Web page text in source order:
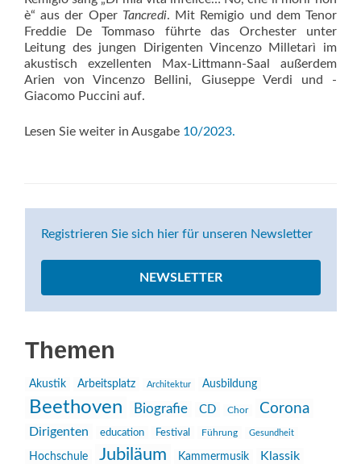
è“ aus der Oper Tancredi. Mit Remigio und dem Tenor
Freddie De Tommaso führte das Orchester unter
Leitung des jungen Dirigenten Vincenzo Milletarì im
akustisch exzellenten Max-Littmann-Saal außerdem
Arien von Vincenzo Bellini, Giuseppe Verdi und ­
Giacomo Puccini auf.
Lesen Sie weiter in Ausgabe 10/2023.
Registrieren Sie sich hier für unseren Newsletter
NEWSLETTER
Themen
Akustik Arbeitsplatz Architektur Ausbildung
Beethoven Biografie CD Chor Corona
Dirigenten education Festival Führung Gesundheit
Hochschule Jubiläum Kammermusik
Klassik